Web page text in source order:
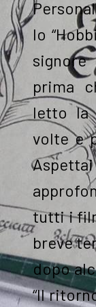
lo
signore
prima
letto la
volte e
tutti i
breve
dopo
“Il